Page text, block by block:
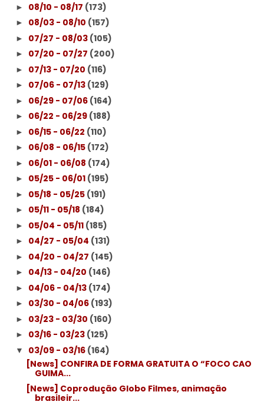
► 08/10 - 08/17 (173)
► 08/03 - 08/10 (157)
► 07/27 - 08/03 (105)
► 07/20 - 07/27 (200)
► 07/13 - 07/20 (116)
► 07/06 - 07/13 (129)
► 06/29 - 07/06 (164)
► 06/22 - 06/29 (188)
► 06/15 - 06/22 (110)
► 06/08 - 06/15 (172)
► 06/01 - 06/08 (174)
► 05/25 - 06/01 (195)
► 05/18 - 05/25 (191)
► 05/11 - 05/18 (184)
► 05/04 - 05/11 (185)
► 04/27 - 05/04 (131)
► 04/20 - 04/27 (145)
► 04/13 - 04/20 (146)
► 04/06 - 04/13 (174)
► 03/30 - 04/06 (193)
► 03/23 - 03/30 (160)
► 03/16 - 03/23 (125)
▼ 03/09 - 03/16 (164)
[News] CONFIRA DE FORMA GRATUITA O “FOCO CAO
GUIMA...
[News] Coprodução Globo Filmes, animação
brasileir...